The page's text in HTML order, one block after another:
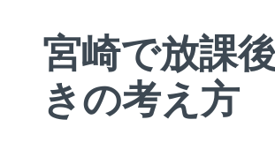
宮崎で放課
きの考え方